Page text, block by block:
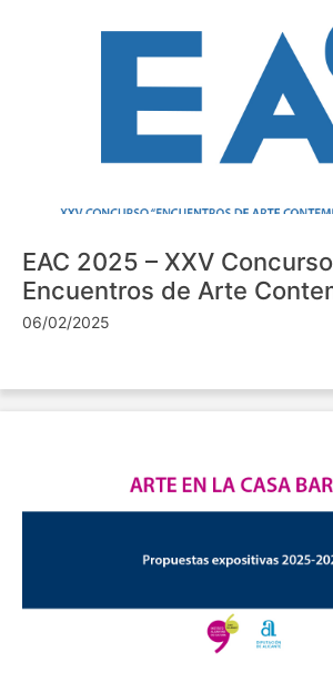
EAC 2025 – XXV
Encuentros de Arte
06/02/2025